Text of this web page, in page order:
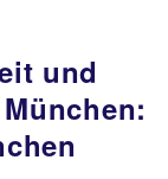
und